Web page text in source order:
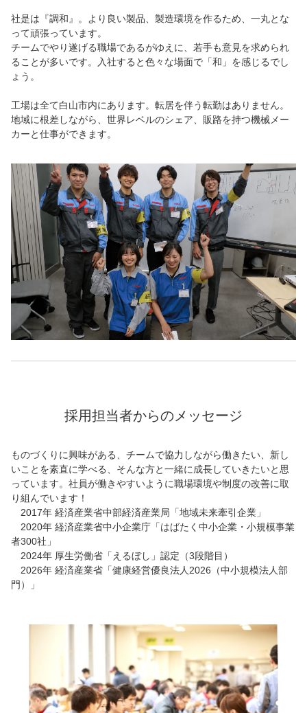
社是は『調和』。より良い製品、製造環境を作るため、一丸とな
って頑張っています。
チームでやり遂げる職場であるがゆえに、若手も意見を求められ
ることが多いです。入社すると色々な場面で「和」を感じるでし
ょう。
工場は全て白山市内にあります。転居を伴う転勤はありません。
地域に根差しながら、世界レベルのシェア、販路を持つ機械メー
カーと仕事ができます。
採用担当者からのメッセージ
ものづくりに興味がある、チームで協力しながら働きたい、新し
いことを素直に学べる、そんな方と一緒に成長していきたいと思
っています。社員が働きやすいように職場環境や制度の改善に取
り組んでいます！
2017年 経済産業省中部経済産業局「地域未来牽引企業」
2020年 経済産業省中小企業庁「はばたく中小企業・小規模事業
者300社」
2024年 厚生労働省「えるぼし」認定（3段階目）
2026年 経済産業省「健康経営優良法人2026（中小規模法人部
門）」